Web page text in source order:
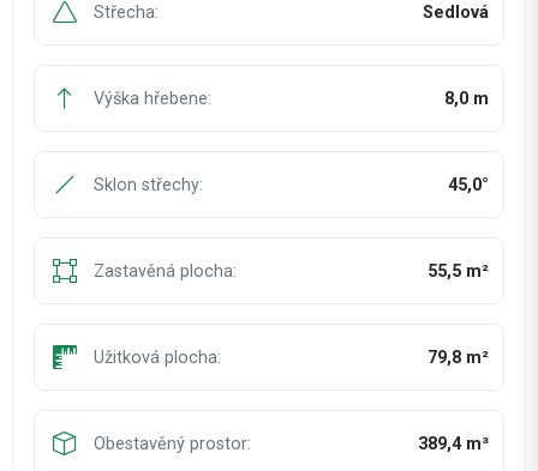
Střecha: Sedlová
Výška hřebene: 8,0 m
Sklon střechy: 45,0°
Zastavěná plocha: 55,5 m²
Užitková plocha: 79,8 m²
Obestavěný prostor: 389,4 m³